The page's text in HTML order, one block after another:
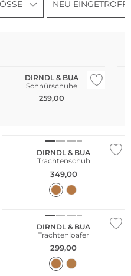
NEU
DIRNDL & BUA
Schnürschuhe
259,00
DIRNDL & BUA
Trachtenschuh
349,00
DIRNDL & BUA
Trachtenloafer
299,00